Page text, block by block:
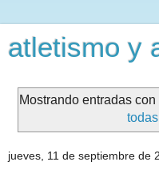
atletismo y
Mostrando entradas
jueves, 11 de septiembre de